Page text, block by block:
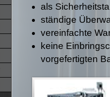
als
ständige
vereinfachte
keine
vorgefertigten